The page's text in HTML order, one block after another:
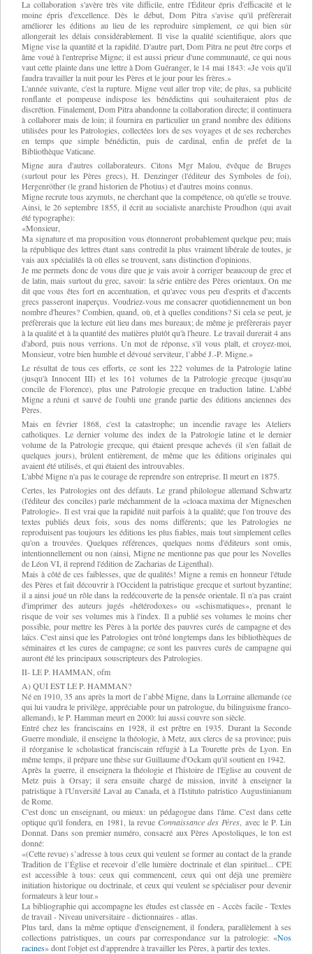
La collaboration s'avère très vite difficile, entre l'Éditeur épris d'efficacité et le
moine épris d'excellence. Dès le début, Dom Pitra s'avise qu'il préfèrerait
améliorer les éditions au lieu de les reproduire simplement, ce qui bien sûr
allongerait les délais considérablement. Il vise la qualité scientifique, alors que
Migne vise la quantité et la rapidité. D'autre part, Dom Pitra ne peut être corps et
âme voué à l'entreprise Migne; il est aussi prieur d'une communauté, ce qui nous
vaut cette plainte dans une lettre à Dom Guéranger, le 14 mai 1843: «Je vois qu'il
faudra travailler la nuit pour les Pères et le jour pour les frères.»
L'année suivante, c'est la rupture. Migne veut aller trop vite; de plus, sa publicité
ronflante et pompeuse indispose les bénédictins qui souhaiteraient plus de
discrétion. Finalement, Dom Pitra abandonne la collaboration directe; il continuera
à collaborer mais de loin; il fournira en particulier un grand nombre des éditions
utilisées pour les Patrologies, collectées lors de ses voyages et de ses recherches
en temps que simple bénédictin, puis de cardinal, enfin de préfet de la
Bibliothèque Vaticane.
Migne aura d'autres collaborateurs. Citons Mgr Malou, évêque de Bruges
(surtout pour les Pères grecs), H. Denzinger (l'éditeur des Symboles de foi),
Hergenröther (le grand historien de Photius) et d'autres moins connus.
Migne recrute tous azymuts, ne cherchant que la compétence, où qu'elle se trouve.
Ainsi, le 26 septembre 1855, il écrit au socialiste anarchiste Proudhon (qui avait
été typographe):
«Monsieur,
Ma signature et ma proposition vous étonneront probablement quelque peu; mais
la république des lettres étant sans contredit la plus vraiment libérale de toutes, je
vais aux spécialités là où elles se trouvent, sans distinction d'opinions.
Je me permets donc de vous dire que je vais avoir à corriger beaucoup de grec et
de latin, mais surtout du grec, savoir: la série entière des Pères orientaux. On me
dit que vous êtes fort en accentuation, et qu'avec vous peu d'esprits et d'accents
grecs passeront inaperçus. Voudriez-vous me consacrer quotidiennement un bon
nombre d'heures? Combien, quand, où, et à quelles conditions? Si cela se peut, je
préfèrerais que la lecture eût lieu dans mes bureaux; de même je préfèrerais payer
à la qualité et à la quantité des matières plutôt qu'à l'heure. Le travail durerait 4 ans
d'abord, puis nous verrions. Un mot de réponse, s'il vous plaît, et croyez-moi,
Monsieur, votre bien humble et dévoué serviteur, l’abbé J.-P. Migne.»
Le résultat de tous ces efforts, ce sont les 222 volumes de la Patrologie latine
(jusqu'à Innocent III) et les 161 volumes de la Patrologie grecque (jusqu'au
concile de Florence), plus une Patrologie grecque en traduction latine. L'abbé
Migne a réuni et sauvé de l'oubli une grande partie des éditions anciennes des
Pères.
Mais en février 1868, c'est la catastrophe; un incendie ravage les Ateliers
catholiques. Le dernier volume des index de la Patrologie latine et le dernier
volume de la Patrologie grecque, qui étaient presque achevés (il s'en fallait de
quelques jours), brûlent entièrement, de même que les éditions originales qui
avaient été utilisés, et qui étaient des introuvables.
L'abbé Migne n'a pas le courage de reprendre son entreprise. Il meurt en 1875.
Certes, les Patrologies ont des défauts. Le grand philologue allemand Schwartz
(l'éditeur des conciles) parle méchamment de la «cloaca maxima der Migneschen
Patrologie». Il est vrai que la rapidité nuit parfois à la qualité; que l'on trouve des
textes publiés deux fois, sous des noms différents; que les Patrologies ne
reproduisent pas toujours les éditions les plus fiables, mais tout simplement celles
qu'on a trouvées. Quelques références, quelques noms d'éditeurs sont omis,
intentionnellement ou non (ainsi, Migne ne mentionne pas que pour les Novelles
de Léon VI, il reprend l'édition de Zacharias de Ligenthal).
Mais à côté de ces faiblesses, que de qualités! Migne a remis en honneur l'étude
des Pères et fait découvrir à l'Occident la patristique grecque et surtout byzantine;
il a ainsi joué un rôle dans la redécouverte de la pensée orientale. Il n'a pas craint
d'imprimer des auteurs jugés «hétérodoxes» ou «schismatiques», prenant le
risque de voir ses volumes mis à l'index. Il a publié ses volumes le moins cher
possible, pour mettre les Pères à la portée des pauvres curés de campagne et des
laïcs. C'est ainsi que les Patrologies ont trôné longtemps dans les bibliothèques de
séminaires et les cures de campagne; ce sont les pauvres curés de campagne qui
auront été les principaux souscripteurs des Patrologies.
II- LE P. HAMMAN, ofm
A) QUI EST LE P. HAMMAN?
Né en 1910, 35 ans après la mort de l’abbé Migne, dans la Lorraine allemande (ce
qui lui vaudra le privilège, appréciable pour un patrologue, du bilinguisme franco-
allemand), le P. Hamman meurt en 2000: lui aussi couvre son siècle.
Entré chez les franciscains en 1928, il est prêtre en 1935. Durant la Seconde
Guerre mondiale, il enseigne la théologie, à Metz, aux clercs de sa province; puis
il réorganise le scholasticat franciscain réfugié à La Tourette près de Lyon. En
même temps, il prépare une thèse sur Guillaume d'Ockam qu'il soutient en 1942.
Après la guerre, il enseignera la théologie et l'histoire de l'Eglise au couvent de
Metz puis à Orsay; il sera ensuite chargé de mission, invité à enseigner la
patristique à l'Unversité Laval au Canada, et à l'Istituto patristico Augustinianum
de Rome.
C'est donc un enseignant, ou mieux: un pédagogue dans l'âme. C'est dans cette
optique qu'il fondera, en 1981, la revue Connaissance des Pères , avec le P. Lin
Donnat. Dans son premier numéro, consacré aux Pères Apostoliques, le ton est
donné:
«(Cette revue) s’adresse à tous ceux qui veulent se former au contact de la grande
Tradition de l’Église et recevoir d’elle lumière doctrinale et élan spirituel... CPE
est accessible à tous: ceux qui commencent, ceux qui ont déjà une première
initiation historique ou doctrinale, et ceux qui veulent se spécialiser pour devenir
formateurs à leur tour.»
La bibliographie qui accompagne les études est classée en - Accès facile - Textes
de travail - Niveau universitaire - dictionnaires - atlas.
Plus tard, dans la même optique d'enseignement, il fondera, parallèlement à ses
collections patristiques, un cours par correspondance sur la patrologie: «Nos
racines» dont l'objet est d'apprendre à travailler les Pères, à partir des textes.